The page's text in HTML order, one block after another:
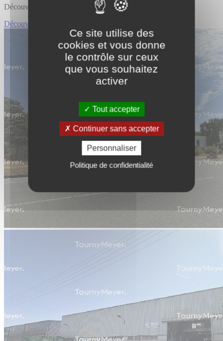
Ce site utilise des
cookies et vous donne
le contrôle sur ceux
que vous souhaitez
activer
Tout accepter
Continuer sans accepter
Personnaliser
Politique de confidentialité
Découvrir l'offre
Découvrir LOCAL D'ACTIVITES